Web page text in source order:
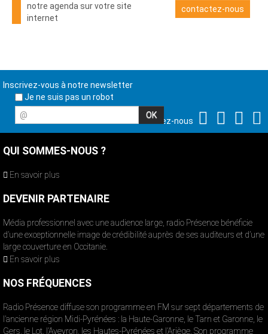
notre agenda sur votre site
internet
contactez-nous
Inscrivez-vous à notre newsletter
Je ne suis pas un robot
@
Suivez-nous
QUI SOMMES-NOUS ?
En savoir plus
DEVENIR PARTENAIRE
Média professionnel avec une audience large, radio Présence bénéficie
d’une exceptionnelle image de crédibilité auprès de ses auditeurs et d’une
large couverture en Occitanie.
En savoir plus
NOS FRÉQUENCES
Radio Présence diffuse son programme en FM sur sept départements de
l’ancienne région Midi-Pyrénées : la Haute-Garonne, le Tarn et Garonne, le
Gers, le Lot, l’Aveyron, les Hautes-Pyrénées et l’Ariège. Son programme